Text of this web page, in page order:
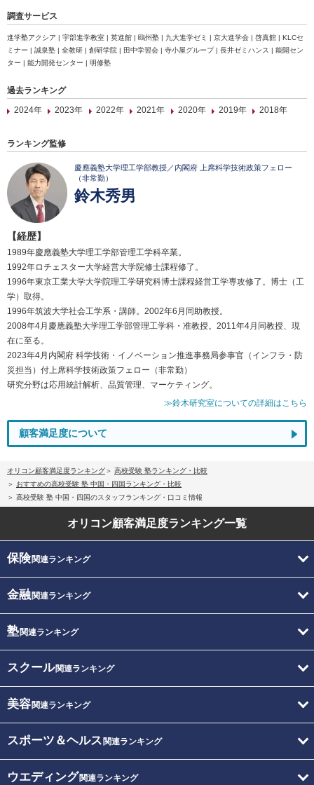
調査サービス
進学塾アクシア | 宇部進学教室 | 英進館 | 鴎州塾 | 九大進学ゼミ | 京大進学会 | 啓真館 | KLCセ
ミナー | 誠泉塾 | 全教研 | 創研学院 | 田中学習会 | 寺小屋グループ | 長井ゼミハンス | 能開セン
ター | 能力開発センター | 明修塾
過去ランキング
2024年
2023年 2022年 2021年 2020年 2019年 2018年
ランキング監修
慶應義塾大学理工学部教授／内閣府 上席科学技術政策フェロー
（非常勤）
鈴木秀男
【経歴】
1989年慶應義塾大学理工学部管理工学科卒業。
1992年ロチェスター大学経営大学院修士課程修了。
1996年東京工業大学大学院理工学研究科博士課程経営工学専攻修了。博士（工
学）取得。
1996年筑波大学社会工学系・講師。2002年6月同助教授。
2008年4月慶應義塾大学理工学部管理工学科・准教授。2011年4月同教授、現
在に至る。
2023年4月内閣府 科学技術・イノベーション推進事務局参事官（インフラ・防
災担当）付上席科学技術政策フェロー（非常勤）
研究分野は応用統計解析、品質管理、マーケティング。
≫鈴木研究室についての詳細はこちら
顧客満足度について
オリコン顧客満足度ランキング
高校受験 塾ランキング・比較
おすすめの高校受験 塾 中国・四国ランキング・比較
高校受験 塾 中国・四国のスタッフランキング・口コミ情報
オリコン顧客満足度ランキング一覧
保険関連ランキング
金融関連ランキング
塾関連ランキング
スクール関連ランキング
美容関連ランキング
スポーツ＆ヘルス 関連ランキング
ウエディング関連ランキング